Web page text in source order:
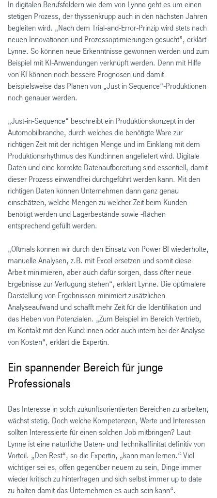
In digitalen Berufsfeldern wie dem von Lynne geht es um einen
stetigen Prozess, der thyssenkrupp auch in den nächsten Jahren
begleiten wird. „Nach dem Trial-and-Error-Prinzip wird stets nach
neuen Innovationen und Prozessoptimierungen gesucht”, erklärt
Lynne. So können neue Erkenntnisse gewonnen werden und zum
Beispiel mit KI-Anwendungen verknüpft werden. Denn mit Hilfe
von KI können noch bessere Prognosen und damit
beispielsweise das Planen von „Just in Sequence“-Produktionen
noch genauer werden.
„Just-in-Sequence“ beschreibt ein Produktionskonzept in der
Automobilbranche, durch welches die benötigte Ware zur
richtigen Zeit mit der richtigen Menge und im Einklang mit dem
Produktionsrhythmus des Kund:innen angeliefert wird. Digitale
Daten und eine korrekte Datenaufbereitung sind essentiell, damit
dieser Prozess einwandfrei durchgeführt werden kann. Mit den
richtigen Daten können Unternehmen dann ganz genau
einschätzen, welche Mengen zu welcher Zeit beim Kunden
benötigt werden und Lagerbestände sowie -flächen
entsprechend gefüllt werden.
„Oftmals können wir durch den Einsatz von Power BI wiederholte,
manuelle Analysen, z.B. mit Excel ersetzen und somit diese
Arbeit minimieren, aber auch dafür sorgen, dass öfter neue
Ergebnisse zur Verfügung stehen“, erklärt Lynne. Die optimalere
Darstellung von Ergebnissen minimiert zusätzlichen
Analyseaufwand und schafft mehr Zeit für die Identifikation und
das Heben von Potenzialen. „Zum Beispiel im Bereich Vertrieb,
im Kontakt mit den Kund:innen oder auch intern bei der Analyse
von Kosten“, erklärt die Expertin.
Ein spannender Bereich für junge
Professionals
Das Interesse in solch zukunftsorientierten Bereichen zu arbeiten,
wächst stetig. Doch welche Kompetenzen, Werte und Interessen
sollten Interessierte für einen solchen Job mitbringen? Laut
Lynne ist eine natürliche Daten- und Technikaffinität definitiv von
Vorteil. „Den Rest“, so die Expertin, „kann man lernen.“ Viel
wichtiger sei es, offen gegenüber neuem zu sein, Dinge immer
wieder kritisch zu hinterfragen und sich selbst immer up to date
zu halten damit das Unternehmen es auch sein kann“.